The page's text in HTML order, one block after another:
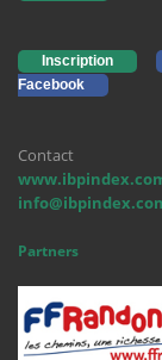
Inscription
Facebook
Contact
Partners